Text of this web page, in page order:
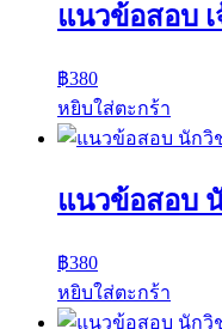
แนวข้อสอบ
฿380
หยิบใส่ตะกร้า
แนวข้อสอบ
฿380
หยิบใส่ตะกร้า